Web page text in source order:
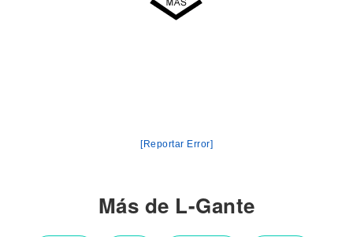
[Reportar Error]
Más de L-Gante